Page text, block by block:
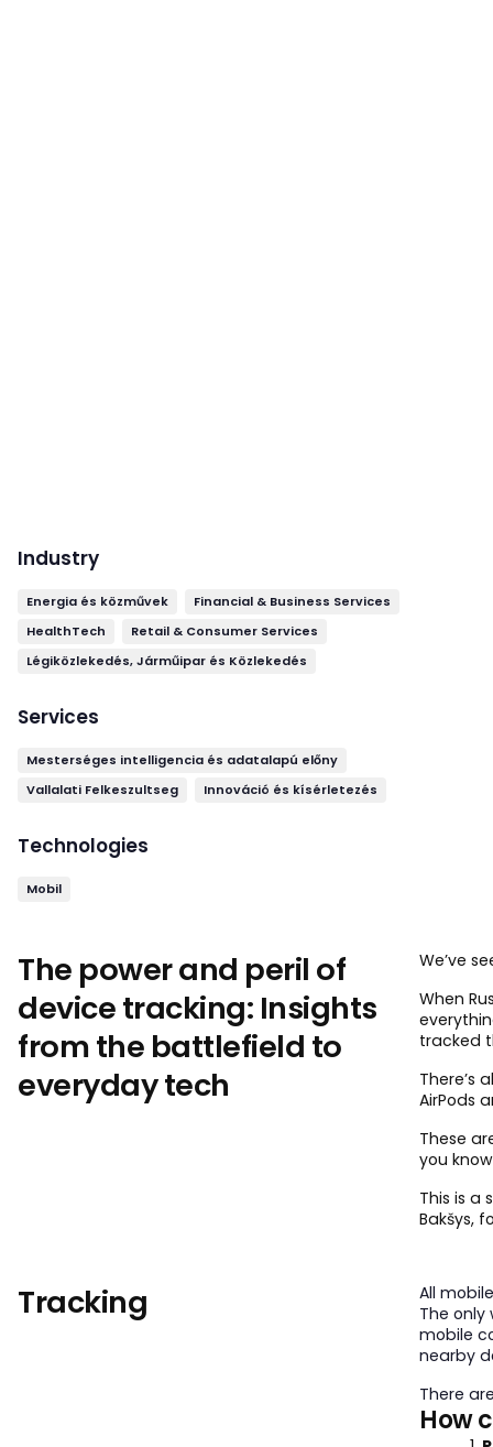
Industry
Energia és közművek
Financial & Business Services
HealthTech
Retail & Consumer Services
Légiközlekedés, Járműipar és Közlekedés
Services
Mesterséges intelligencia és adatalapú előny
Vallalati Felkeszultseg
Innováció és kísérletezés
Technologies
Mobil
The power and peril of
device tracking: Insights
from the battlefield to
everyday tech
We’ve
When
tracked
There’s
AirPods
These
you
This is a
Bakšys,
Tracking
All
The
mobile
nearby
There
How